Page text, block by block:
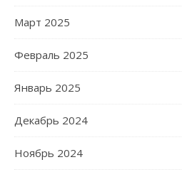
Март 2025
Февраль 2025
Январь 2025
Декабрь 2024
Ноябрь 2024